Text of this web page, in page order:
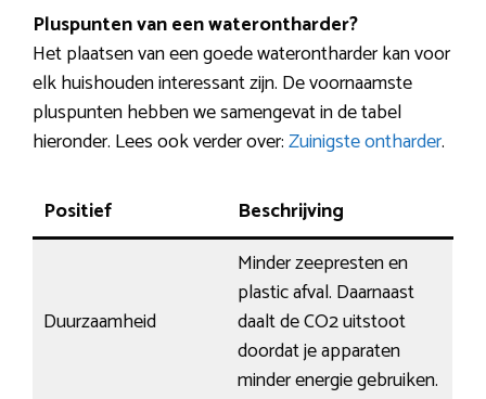
Pluspunten van een waterontharder?
Het plaatsen van een goede waterontharder kan voor
elk huishouden interessant zijn. De voornaamste
pluspunten hebben we samengevat in de tabel
hieronder. Lees ook verder over:Zuinigste ontharder.
Positief Beschrijving
Duurzaamheid
Minder zeepresten en
plastic afval. Daarnaast
daalt de CO2 uitstoot
doordat je apparaten
minder energie gebruiken.